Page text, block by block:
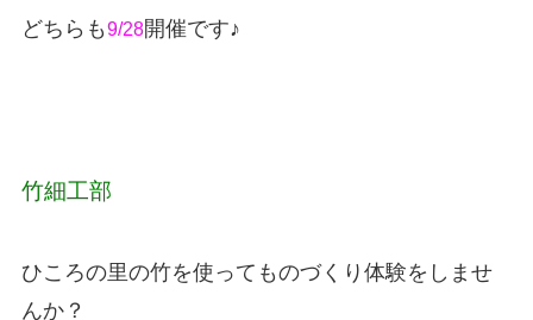
どちらも9/28開催です♪
竹細工部
ひころの里の竹を使ってものづくり体験をしませ
んか？